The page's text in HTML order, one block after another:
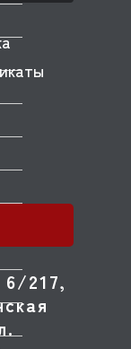
6/217,